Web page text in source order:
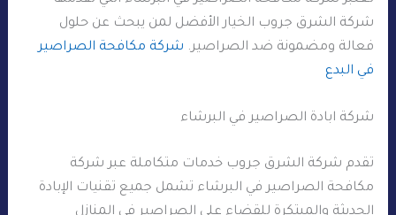
شركة الشرق جروب الخيار الأفضل لمن يبحث عن حلول
فعالة ومضمونة ضد الصراصير. شركة مكافحة الصراصير
في البدع
شركة ابادة الصراصير في البرشاء
تقدم شركة الشرق جروب خدمات متكاملة عبر شركة
مكافحة الصراصير في البرشاء تشمل جميع تقنيات الإبادة
الحديثة والمبتكرة للقضاء على الصراصير في المنازل